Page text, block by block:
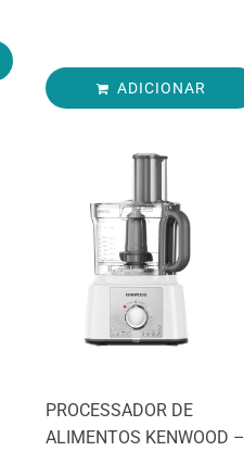
ADICIONAR
PROCESSADOR DE
ALIMENTOS KENWOOD –